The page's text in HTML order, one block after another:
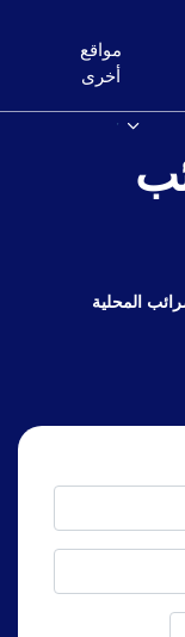
مواقع
أخرى
المحلية